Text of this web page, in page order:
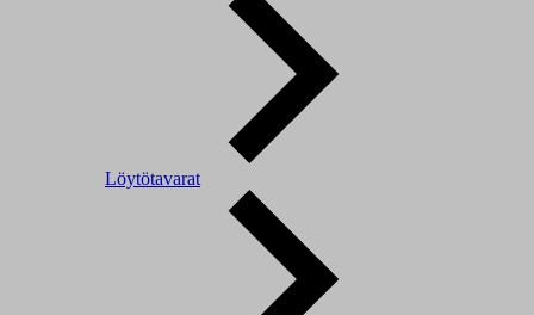
Löytötavarat